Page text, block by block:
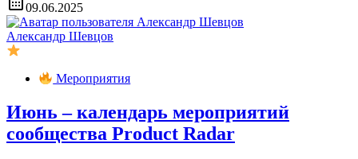
09.06.2025
Александр Шевцов
Мероприятия
Июнь – календарь мероприятий
сообщества Product Radar